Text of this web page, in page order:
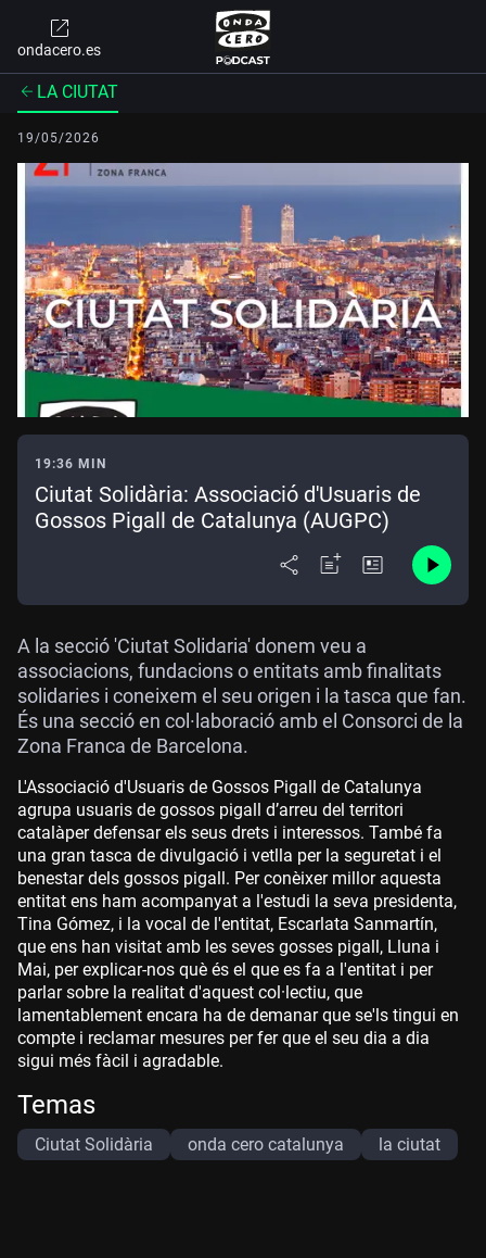
ondacero.es
LA CIUTAT
19/05/2026
19:36 MIN
Ciutat Solidària: Associació d'Usuaris de
Gossos Pigall de Catalunya (AUGPC)
A la secció 'Ciutat Solidaria' donem veu a
associacions, fundacions o entitats amb finalitats
solidaries i coneixem el seu origen i la tasca que fan.
És una secció en col·laboració amb el Consorci de la
Zona Franca de Barcelona.
L'Associació d'Usuaris de Gossos Pigall de Catalunya
agrupa usuaris de gossos pigall d’arreu del territori
catalàper defensar els seus drets i interessos. També fa
una gran tasca de divulgació i vetlla per la seguretat i el
benestar dels gossos pigall. Per conèixer millor aquesta
entitat ens ham acompanyat a l'estudi la seva presidenta,
Tina Gómez, i la vocal de l'entitat, Escarlata Sanmartín,
que ens han visitat amb les seves gosses pigall, Lluna i
Mai, per explicar-nos què és el que es fa a l'entitat i per
parlar sobre la realitat d'aquest col·lectiu, que
lamentablement encara ha de demanar que se'ls tingui en
compte i reclamar mesures per fer que el seu dia a dia
sigui més fàcil i agradable.
Temas
Ciutat Solidària onda cero catalunya la ciutat